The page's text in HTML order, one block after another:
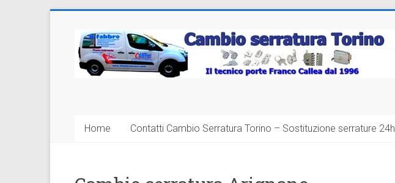
contenutoCambio
Serratura
Home Contatti Cambio Serratura Torino – Sostituzione serrature 24h